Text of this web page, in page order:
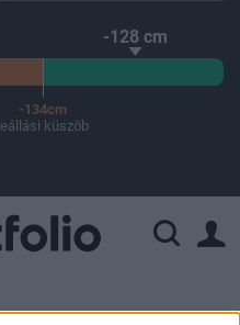
-128 cm
-134cm
leállási küszöb